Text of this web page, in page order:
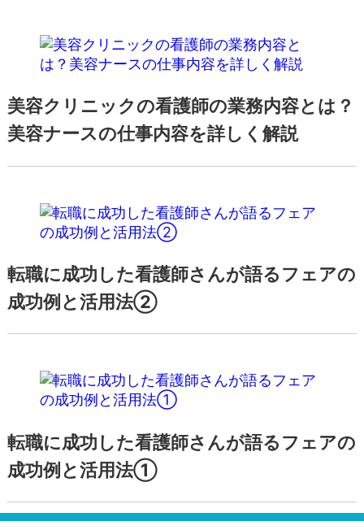
美容クリニックの看護師の業務内容とは？
美容ナースの仕事内容を詳しく解説
転職に成功した看護師さんが語るフェアの
成功例と活用法②
転職に成功した看護師さんが語るフェアの
成功例と活用法①